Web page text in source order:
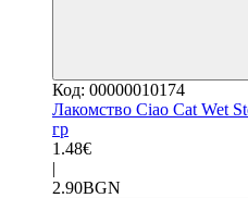
Код: 00000010174
Лакомство Ciao Cat Wet
гр
1.48€
|
2.90BGN